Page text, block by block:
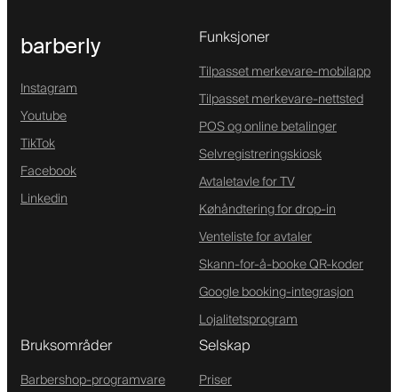
barberly
Instagram
Youtube
TikTok
Facebook
Linkedin
Funksjoner
Tilpasset merkevare-mobilapp
Tilpasset merkevare-nettsted
POS og online betalinger
Selvregistreringskiosk
Avtaletavle for TV
Køhåndtering for drop-in
Venteliste for avtaler
Skann-for-å-booke QR-koder
Google booking-integrasjon
Lojalitetsprogram
Bruksområder
Barbershop-programvare
Selskap
Priser